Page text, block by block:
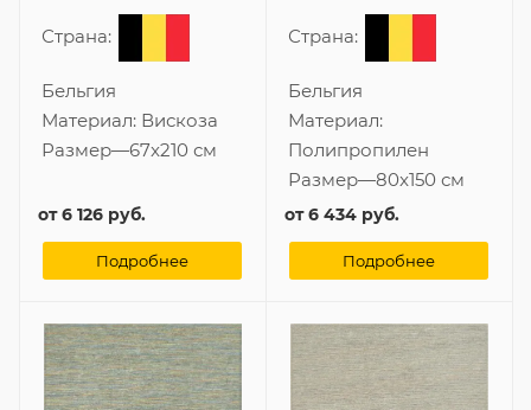
Страна:
Бельгия
Материал: Вискоза
Размер—67x210 см
от6 126 руб.
Подробнее
Страна:
Бельгия
Материал:
Полипропилен
Размер—80x150 см
от6 434 руб.
Подробнее